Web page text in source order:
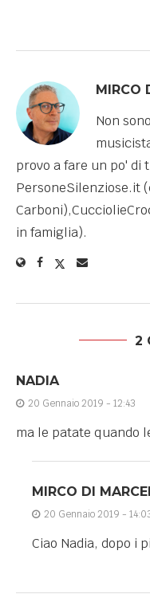
MIRCO
Non
provo a fare un po' di
PersoneSilenziose.it
in famiglia).
2
NADIA
20 Gennaio 2019 - 12:43
ma le patate quando
MIRCO DI
20 Gennaio 2019 -
Ciao Nadia, dopo i